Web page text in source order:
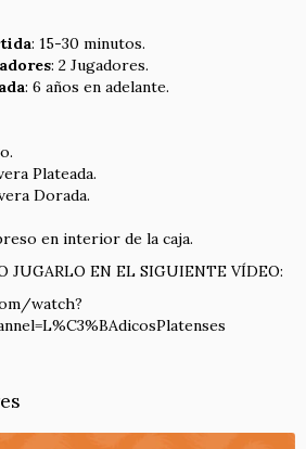
: 15-30 minutos.
: 2 Jugadores.
: 6 años en adelante.
Plateada.
Dorada.
en interior de la caja.
JUGARLO EN EL SIGUIENTE VÍDEO:
watch?